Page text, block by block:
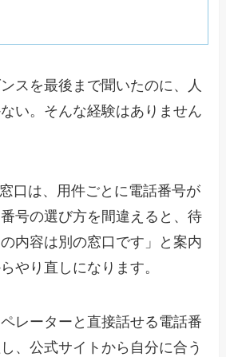
スを最後まで聞いたのに、人
い。そんな経験はありません
口は、用件ごとに電話番号が
号の選び方を間違えると、待
内容は別の窓口です」と案内
やり直しになります。
レーターと直接話せる電話番
、公式サイトから自分に合う